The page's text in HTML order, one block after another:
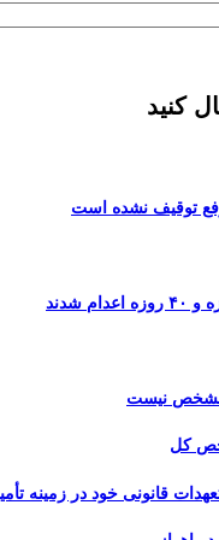
کنید
توقیف نشده است
قانونی خود در زمینه